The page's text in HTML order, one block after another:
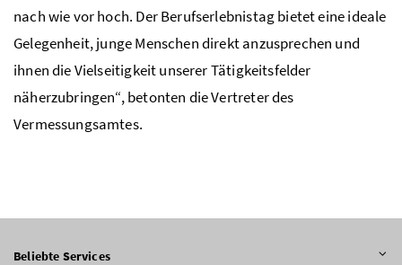
nach wie vor hoch. Der Berufserlebnistag bietet eine ideale
Gelegenheit, junge Menschen direkt anzusprechen und
ihnen die Vielseitigkeit unserer Tätigkeitsfelder
näherzubringen“, betonten die Vertreter des
Vermessungsamtes.
Beliebte Services